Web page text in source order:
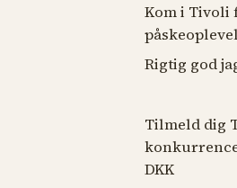
Kom i Tivoli
Rigtig god
Tilmeld dig
DKK